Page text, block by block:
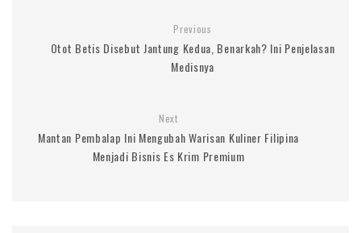
Previous
Otot Betis Disebut Jantung Kedua, Benarkah? Ini Penjelasan
Medisnya
Next
Mantan Pembalap Ini Mengubah Warisan Kuliner Filipina
Menjadi Bisnis Es Krim Premium